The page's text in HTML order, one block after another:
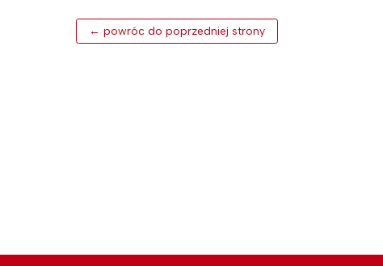
← powróc do poprzedniej strony